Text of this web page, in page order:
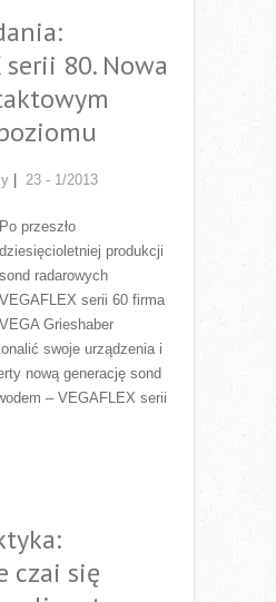
serii 80. Nowa
23 - 1/2013
Po przeszło
dziesięcioletniej produkcji
sond radarowych
VEGAFLEX serii 60 firma
VEGA Grieshaber
swoje urządzenia i
nową generację sond
– VEGAFLEX serii
czai się